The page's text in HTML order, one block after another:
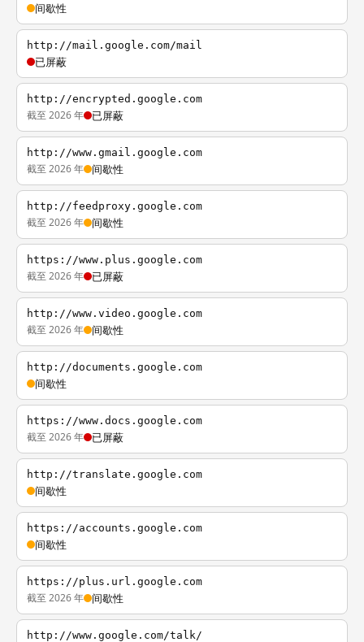
间歇性
http://mail.google.com/mail
已屏蔽
http://encrypted.google.com
截至 2026 年 已屏蔽
http://www.gmail.google.com
截至 2026 年 间歇性
http://feedproxy.google.com
截至 2026 年 间歇性
https://www.plus.google.com
截至 2026 年 已屏蔽
http://www.video.google.com
截至 2026 年 间歇性
http://documents.google.com
间歇性
https://www.docs.google.com
截至 2026 年 已屏蔽
http://translate.google.com
间歇性
https://accounts.google.com
间歇性
https://plus.url.google.com
截至 2026 年 间歇性
http://www.google.com/talk/